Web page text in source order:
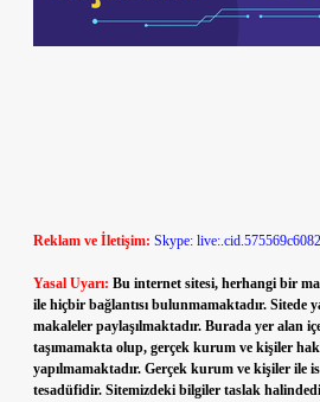
Reklam ve İletişim: Skype:
Yasal Uyarı: Bu internet sitesi, herhangi bir
ile hiçbir bağlantısı bulunmamaktadır. Sitede
makaleler paylaşılmaktadır. Burada yer alan
taşımamakta olup, gerçek kurum ve kişiler
yapılmamaktadır. Gerçek kurum ve kişiler ile
tesadüfidir. Sitemizdeki bilgiler taslak